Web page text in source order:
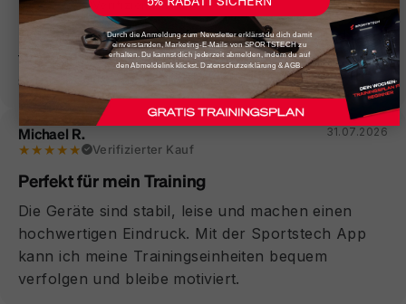
★★★★★ Verifizierter Kauf
Der Aufbau dauerte nur wenige Minuten und alles
funktionierte sofort einwandfrei. Die Qualität ist
sogar besser, als ich erwartet hatte.
Michael R.
★★★★★ Verifizierter Kauf
31.07.2026
Perfekt für mein Training
Die Geräte sind stabil, leise und machen einen
hochwertigen Eindruck. Mit der Sportstech App
kann ich meine Trainingseinheiten bequem
verfolgen und bleibe motiviert.
Durch die Anmeldung zum Newsletter erklärst du dich damit
einverstanden, Marketing-E-Mails von SPORTSTECH zu
erhalten. Du kannst dich jederzeit abmelden, indem du auf
den Abmeldelink klickst. Datenschutzerklärung & AGB.